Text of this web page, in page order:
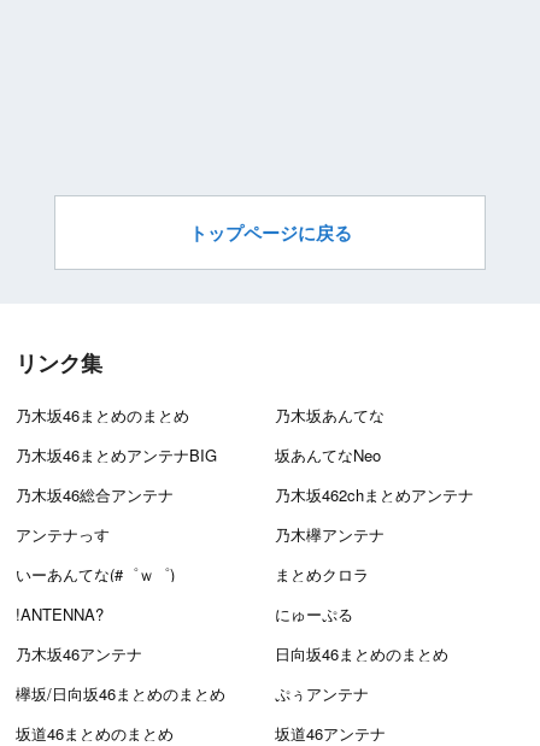
トップページに戻る
リンク集
乃木坂46まとめのまとめ
乃木坂あんてな
乃木坂46まとめアンテナBIG
坂あんてなNeo
乃木坂46総合アンテナ
乃木坂462chまとめアンテナ
アンテナっす
乃木欅アンテナ
いーあんてな(#゜ｗ゜)
まとめクロラ
!ANTENNA?
にゅーぷる
乃木坂46アンテナ
日向坂46まとめのまとめ
欅坂/日向坂46まとめのまとめ
ぷぅアンテナ
坂道46まとめのまとめ
坂道46アンテナ